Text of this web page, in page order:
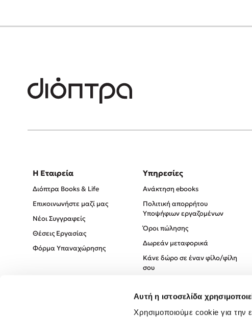
Αυτή η ιστοσελίδα
Χρησιμοποιούμε cookie για την
Η Εταιρεία
Διόπτρα Books & Life
Επικοινωνήστε μαζί μας
Νέοι Συγγραφείς
Θέσεις Εργασίας
Φόρμα Υπαναχώρησης
Υπηρεσίες
Ανάκτηση ebooks
Πολιτική απορρήτου
Υποψήφιων εργαζομένων
Όροι πώλησης
Δωρεάν μεταφορικά
Κάνε δώρο σε έναν φίλο/φίλη
σου
Πολιτική Απορρήτου
Όροι χρήσης